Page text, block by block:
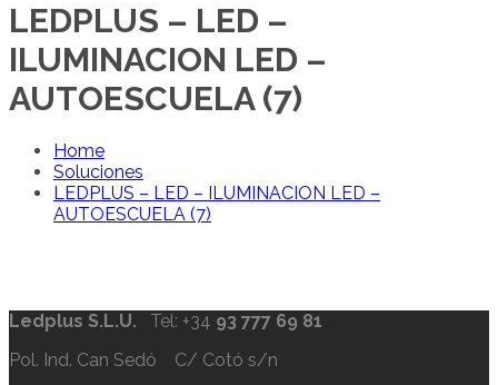
LEDPLUS – LED –
ILUMINACION LED –
AUTOESCUELA (7)
Home
Soluciones
LEDPLUS – LED – ILUMINACION LED –
AUTOESCUELA (7)
Ledplus S.L.U. Tel: +34 93 777 69 81
Pol. Ind. Can Sedó C/ Cotó s/n